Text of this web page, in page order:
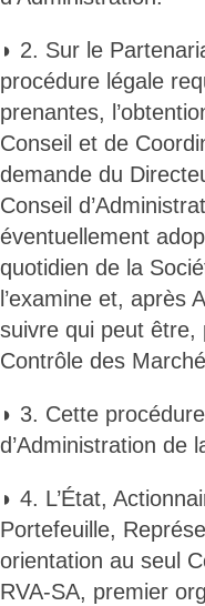
◗ 2. Sur le
procédure légale
prenantes,
Conseil et de
demande du
Conseil
éventuellement
quotidien de la
l’examine et, après
suivre qui peut être,
Contrôle des
◗ 3. Cette
d’Administration de
◗ 4. L’État,
Portefeuille,
orientation au seul
RVA-SA, premier